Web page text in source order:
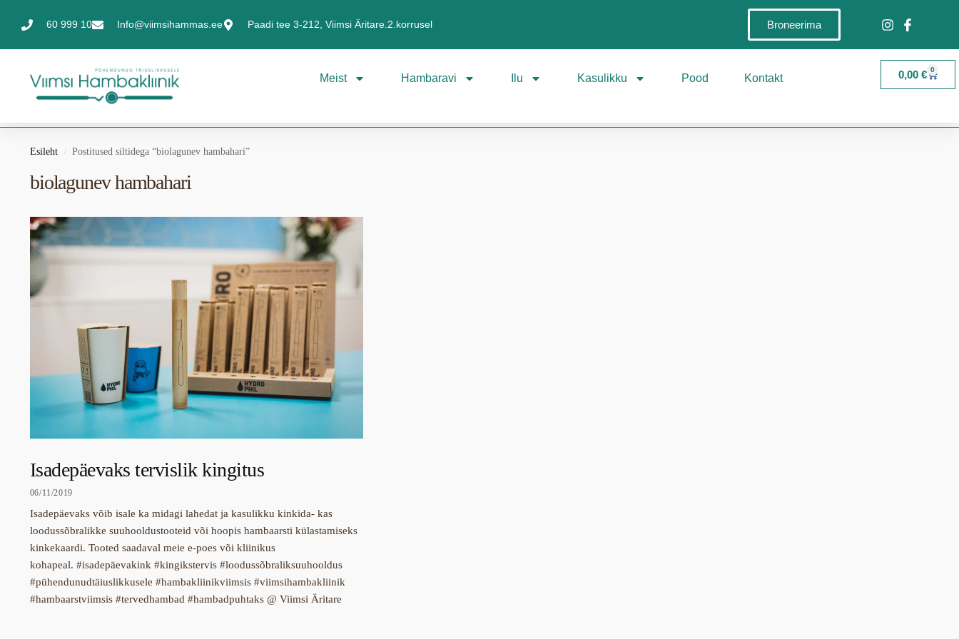
60 999 10 Info@viimsihammas.ee Paadi tee 3-212, Viimsi Äritare.2.korrusel Broneerima
Meist Hambaravi Ilu Kasulikku Pood Kontakt 0,00€ 0
Esileht / Postitused siltidega “biolagunev hambahari”
biolagunev hambahari
Isadepäevaks tervislik kingitus
06/11/2019
Isadepäevaks võib isale ka midagi lahedat ja kasulikku kinkida- kas
loodussõbralikke suuhooldustooteid või hoopis hambaarsti külastamiseks
kinkekaardi. Tooted saadaval meie e-poes või kliinikus
kohapeal. #isadepäevakink #kingikstervis #loodussõbraliksuuhooldus
#pühendunudtäiuslikkusele #hambakliinikviimsis #viimsihambakliinik
#hambaarstviimsis #tervedhambad #hambadpuhtaks @ Viimsi Äritare